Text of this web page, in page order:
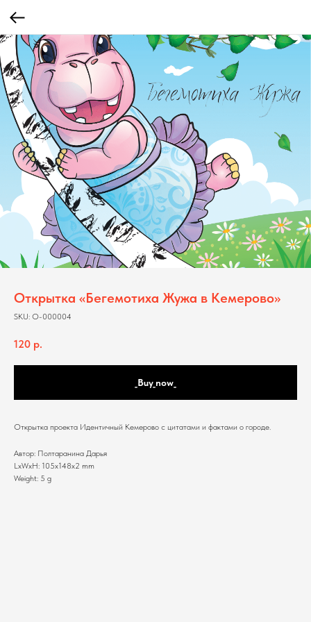
Открытка «Бегемотиха Жужа в Кемерово»
SKU: O-000004
120 р.
_Buy_now_
Открытка проекта Идентичный Кемерово с цитатами и фактами о городе.
Автор: Полтаранина Дарья
LxWxH: 105x148x2 mm
Weight: 5 g